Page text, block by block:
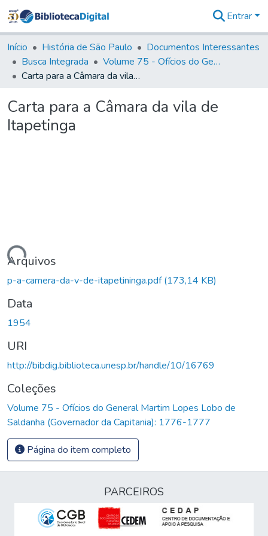
&
Coleções
Tudo na
Biblioteca
Estatísticas
Entrar
Início História de São Paulo
Documentos Interessantes
Busca Integrada
Volume 75 - Ofícios do General Martim Lopes Lobo de Saldanha (Governador da Capitania): 1776-1777
Carta para a Câmara da vila de Itapetinga
Carta para a Câmara da vila de
Itapetinga
Arquivos
p-a-camera-da-v-de-itapetininga.pdf(173,14 KB)
Data
1954
URI
http://bibdig.biblioteca.unesp.br/handle/10/16769
Coleções
Volume 75 - Ofícios do General Martim Lopes Lobo de
Saldanha (Governador da Capitania): 1776-1777
Página do item completo
PARCEIROS